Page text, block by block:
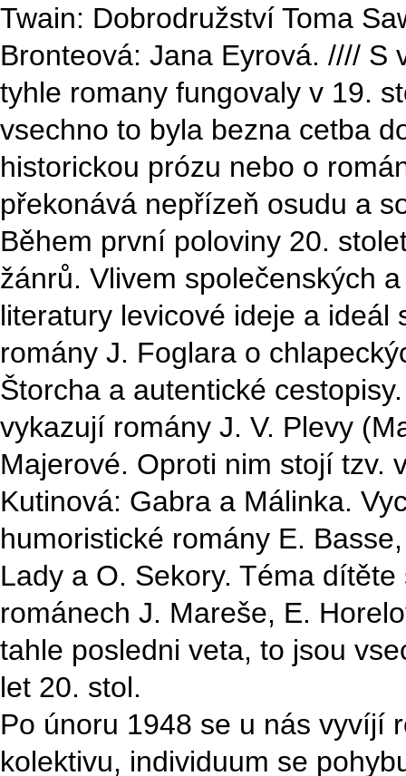
Twain: Dobrodružství Toma
Bronteová: Jana Eyrová. //// S
tyhle romany fungovaly v 19.
vsechno to byla bezna cetba
historickou prózu nebo o
překonává nepřízeň osudu a
Během první poloviny 20.
žánrů. Vlivem společenských
literatury levicové ideje a
romány J. Foglara o
Štorcha a autentické
vykazují romány J. V. Plevy
Majerové. Oproti nim stojí tzv.
Kutinová: Gabra a Málinka.
humoristické romány E.
Lady a O. Sekory. Téma
románech J. Mareše, E.
tahle posledni veta, to jsou
let 20. stol.
Po únoru 1948 se u nás vyvíjí
kolektivu, individuum se